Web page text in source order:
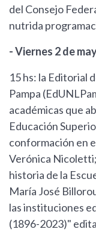
del Consejo
nutrida
- Viernes 2 de
15 hs: la Editorial
Pampa
académicas que
Educación
conformación en
Verónica
historia de la
María José
las instituciones
(1896-2023)"